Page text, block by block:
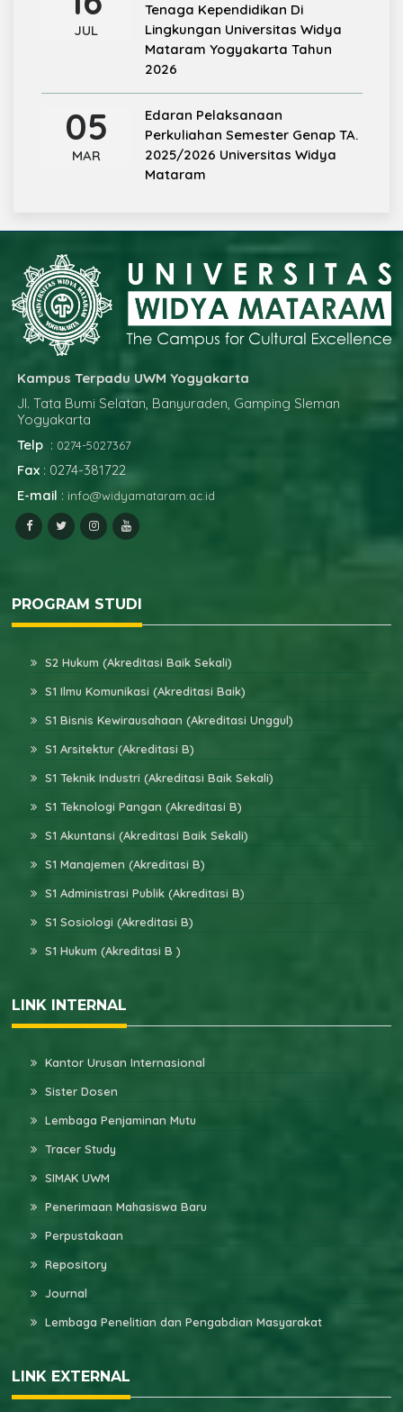
JUL
Tenaga Kependidikan Di
Lingkungan Universitas Widya
Mataram Yogyakarta Tahun
2026
05
MAR
Edaran Pelaksanaan
Perkuliahan Semester Genap TA.
2025/2026 Universitas Widya
Mataram
Kampus Terpadu UWM Yogyakarta
Jl. Tata Bumi Selatan, Banyuraden, Gamping Sleman
Yogyakarta
Telp : 0274-5027367
Fax : 0274-381722
E-mail : info@widyamataram.ac.id
PROGRAM STUDI
S2 Hukum (Akreditasi Baik Sekali)
S1 Ilmu Komunikasi (Akreditasi Baik)
S1 Bisnis Kewirausahaan (Akreditasi Unggul)
S1 Arsitektur (Akreditasi B)
S1 Teknik Industri (Akreditasi Baik Sekali)
S1 Teknologi Pangan (Akreditasi B)
S1 Akuntansi (Akreditasi Baik Sekali)
S1 Manajemen (Akreditasi B)
S1 Administrasi Publik (Akreditasi B)
S1 Sosiologi (Akreditasi B)
S1 Hukum (Akreditasi B )
LINK INTERNAL
Kantor Urusan Internasional
Sister Dosen
Lembaga Penjaminan Mutu
Tracer Study
SIMAK UWM
Penerimaan Mahasiswa Baru
Perpustakaan
Repository
Journal
Lembaga Penelitian dan Pengabdian Masyarakat
LINK EXTERNAL